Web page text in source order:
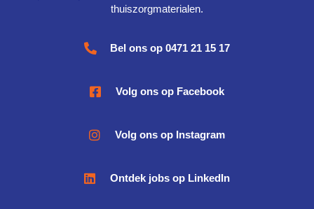
thuiszorgmaterialen.
Bel ons op 0471 21 15 17
Volg ons op Facebook
Volg ons op Instagram
Ontdek jobs op LinkedIn